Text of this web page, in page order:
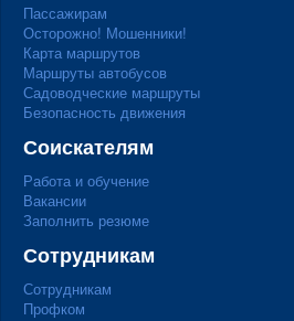
Пассажирам
Осторожно! Мошенники!
Карта маршрутов
Маршруты автобусов
Садоводческие маршруты
Безопасность движения
Соискателям
Работа и обучение
Вакансии
Заполнить резюме
Сотрудникам
Сотрудникам
Профком